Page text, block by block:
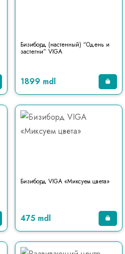
Бизиборд (настенный) “Одень и
застегни” VIGA
1899 mdl
Бизиборд VIGA «Миксуем цвета»
475 mdl